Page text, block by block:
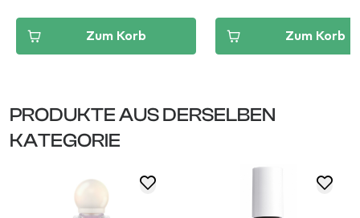
Zum Korb Zum Korb
PRODUKTE AUS DERSELBEN
KATEGORIE